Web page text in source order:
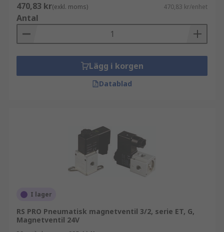
470,83 kr(exkl. moms) 470,83 kr/enhet
Antal
Lägg i korgen
Datablad
I lager
RS PRO Pneumatisk magnetventil 3/2, serie ET, G,
Magnetventil 24V